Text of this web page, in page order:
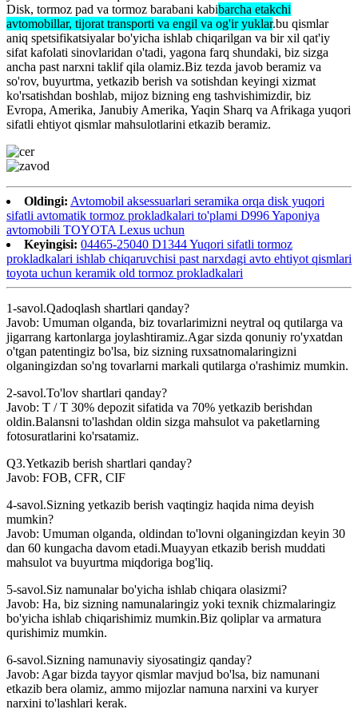
Disk, tormoz pad va tormoz barabani kabibarcha etakchi
avtomobillar, tijorat transporti va engil va og'ir yuklar.bu qismlar
aniq spetsifikatsiyalar bo'yicha ishlab chiqarilgan va bir xil qat'iy
sifat kafolati sinovlaridan o'tadi, yagona farq shundaki, biz sizga
ancha past narxni taklif qila olamiz.Biz tezda javob beramiz va
so'rov, buyurtma, yetkazib berish va sotishdan keyingi xizmat
ko'rsatishdan boshlab, mijoz bizning eng tashvishimizdir, biz
Evropa, Amerika, Janubiy Amerika, Yaqin Sharq va Afrikaga yuqori
sifatli ehtiyot qismlar mahsulotlarini etkazib beramiz.
Oldingi: Avtomobil aksessuarlari seramika orqa disk yuqori
sifatli avtomatik tormoz prokladkalari to'plami D996 Yaponiya
avtomobili TOYOTA Lexus uchun
Keyingisi: 04465-25040 D1344 Yuqori sifatli tormoz
prokladkalari ishlab chiqaruvchisi past narxdagi avto ehtiyot qismlari
toyota uchun keramik old tormoz prokladkalari
1-savol.Qadoqlash shartlari qanday?
Javob: Umuman olganda, biz tovarlarimizni neytral oq qutilarga va
jigarrang kartonlarga joylashtiramiz.Agar sizda qonuniy ro'yxatdan
o'tgan patentingiz bo'lsa, biz sizning ruxsatnomalaringizni
olganingizdan so'ng tovarlarni markali qutilarga o'rashimiz mumkin.
2-savol.To'lov shartlari qanday?
Javob: T / T 30% depozit sifatida va 70% yetkazib berishdan
oldin.Balansni to'lashdan oldin sizga mahsulot va paketlarning
fotosuratlarini ko'rsatamiz.
Q3.Yetkazib berish shartlari qanday?
Javob: FOB, CFR, CIF
4-savol.Sizning yetkazib berish vaqtingiz haqida nima deyish
mumkin?
Javob: Umuman olganda, oldindan to'lovni olganingizdan keyin 30
dan 60 kungacha davom etadi.Muayyan etkazib berish muddati
mahsulot va buyurtma miqdoriga bog'liq.
5-savol.Siz namunalar bo'yicha ishlab chiqara olasizmi?
Javob: Ha, biz sizning namunalaringiz yoki texnik chizmalaringiz
bo'yicha ishlab chiqarishimiz mumkin.Biz qoliplar va armatura
qurishimiz mumkin.
6-savol.Sizning namunaviy siyosatingiz qanday?
Javob: Agar bizda tayyor qismlar mavjud bo'lsa, biz namunani
etkazib bera olamiz, ammo mijozlar namuna narxini va kuryer
narxini to'lashlari kerak.